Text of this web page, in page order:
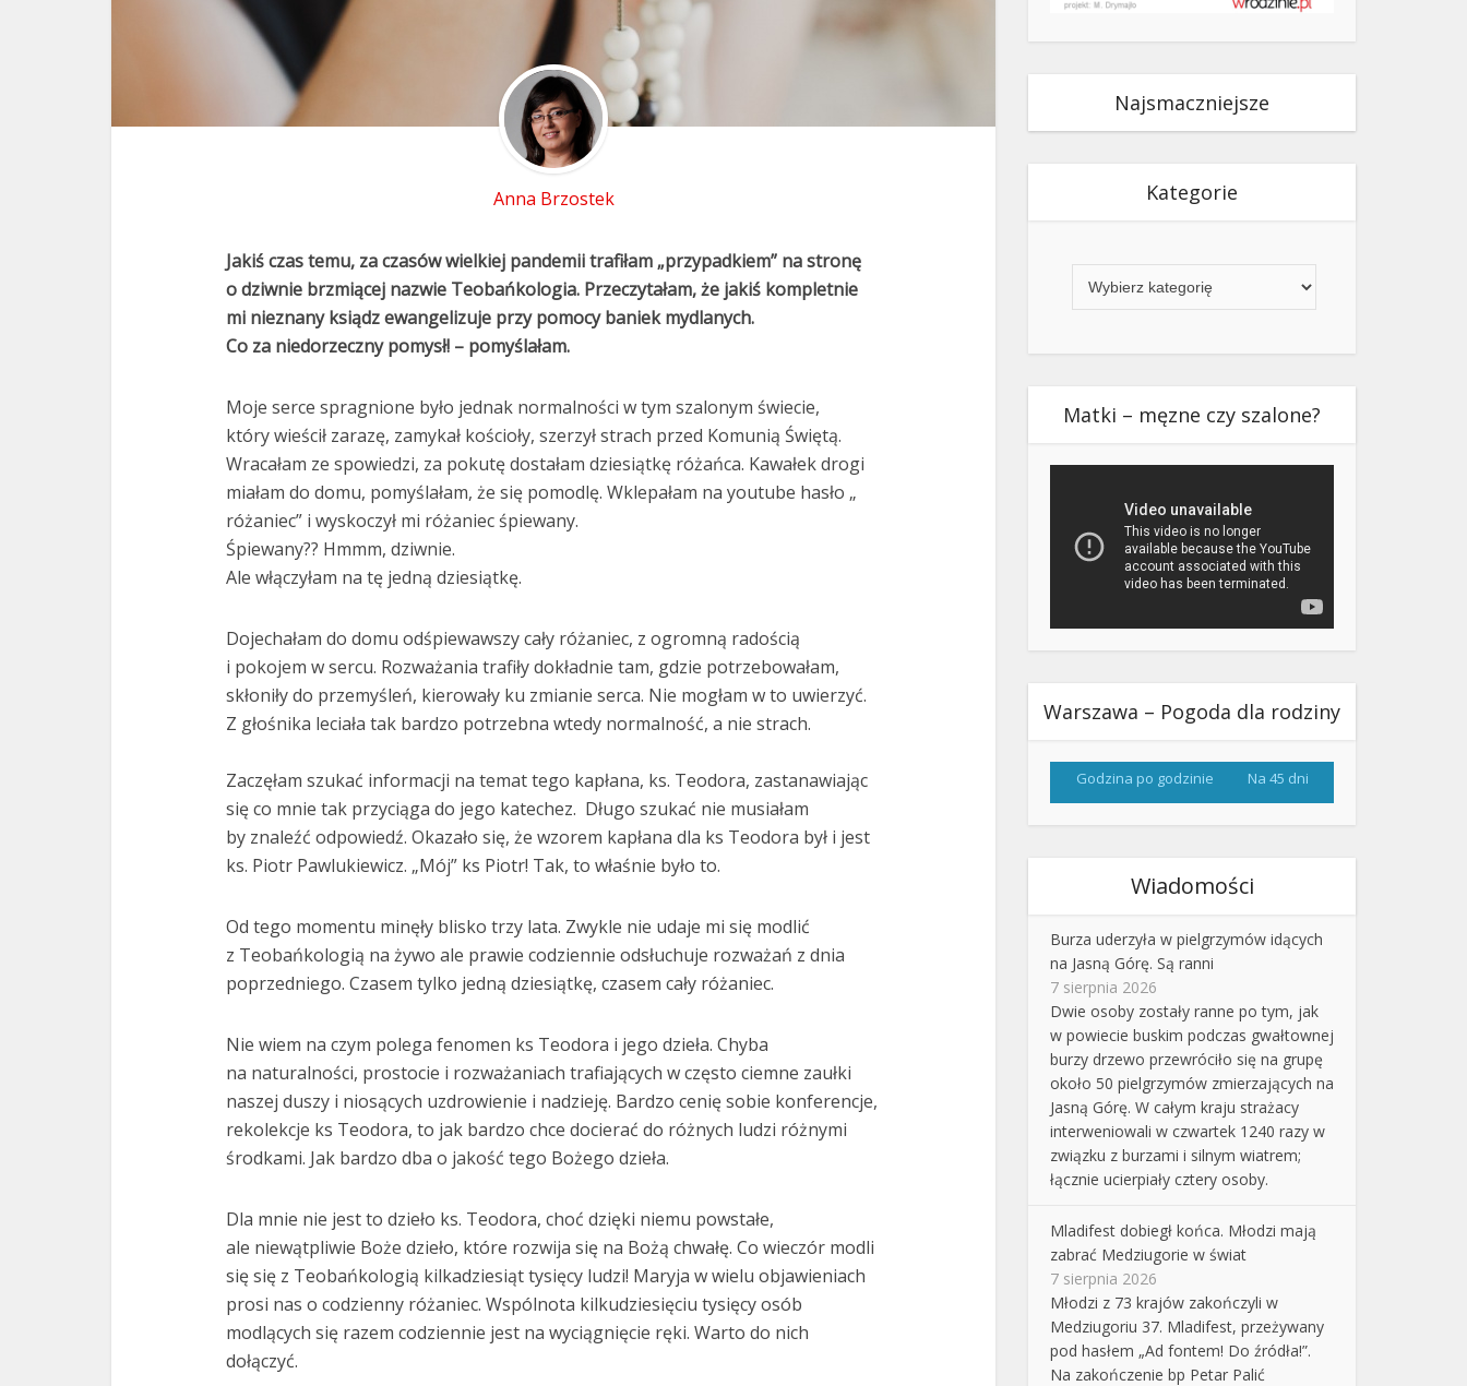
Anna Brzostek
Jakiś czas temu, za czasów wielkiej pandemii trafiłam „przypadkiem” na stronę
o dziwnie brzmiącej nazwie Teobańkologia. Przeczytałam, że jakiś kompletnie
mi nieznany ksiądz ewangelizuje przy pomocy baniek mydlanych.
Co za niedorzeczny pomysł! – pomyślałam.
Moje serce spragnione było jednak normalności w tym szalonym świecie,
który wieścił zarazę, zamykał kościoły, szerzył strach przed Komunią Świętą.
Wracałam ze spowiedzi, za pokutę dostałam dziesiątkę różańca. Kawałek drogi
miałam do domu, pomyślałam, że się pomodlę. Wklepałam na youtube hasło „
różaniec” i wyskoczył mi różaniec śpiewany.
Śpiewany?? Hmmm, dziwnie.
Ale włączyłam na tę jedną dziesiątkę.
Dojechałam do domu odśpiewawszy cały różaniec, z ogromną radością
i pokojem w sercu. Rozważania trafiły dokładnie tam, gdzie potrzebowałam,
skłoniły do przemyśleń, kierowały ku zmianie serca. Nie mogłam w to uwierzyć.
Z głośnika leciała tak bardzo potrzebna wtedy normalność, a nie strach.
Zaczęłam szukać informacji na temat tego kapłana, ks. Teodora, zastanawiając
się co mnie tak przyciąga do jego katechez. Długo szukać nie musiałam
by znaleźć odpowiedź. Okazało się, że wzorem kapłana dla ks Teodora był i jest
ks. Piotr Pawlukiewicz. „Mój” ks Piotr! Tak, to właśnie było to.
Od tego momentu minęły blisko trzy lata. Zwykle nie udaje mi się modlić
z Teobańkologią na żywo ale prawie codziennie odsłuchuje rozważań z dnia
poprzedniego. Czasem tylko jedną dziesiątkę, czasem cały różaniec.
Nie wiem na czym polega fenomen ks Teodora i jego dzieła. Chyba
na naturalności, prostocie i rozważaniach trafiających w często ciemne zaułki
naszej duszy i niosących uzdrowienie i nadzieję. Bardzo cenię sobie konferencje,
rekolekcje ks Teodora, to jak bardzo chce docierać do różnych ludzi różnymi
środkami. Jak bardzo dba o jakość tego Bożego dzieła.
Dla mnie nie jest to dzieło ks. Teodora, choć dzięki niemu powstałe,
ale niewątpliwie Boże dzieło, które rozwija się na Bożą chwałę. Co wieczór modli
się się z Teobańkologią kilkadziesiąt tysięcy ludzi! Maryja w wielu objawieniach
prosi nas o codzienny różaniec. Wspólnota kilkudziesięciu tysięcy osób
modlących się razem codziennie jest na wyciągnięcie ręki. Warto do nich
dołączyć.
Najsmaczniejsze
Kategorie
Matki – męzne czy szalone?
Warszawa – Pogoda dla rodziny
Godzina po godzinie Na 45 dni
Wiadomości
Burza uderzyła w pielgrzymów idących
na Jasną Górę. Są ranni
7 sierpnia 2026
Dwie osoby zostały ranne po tym, jak
w powiecie buskim podczas gwałtownej
burzy drzewo przewróciło się na grupę
około 50 pielgrzymów zmierzających na
Jasną Górę. W całym kraju strażacy
interweniowali w czwartek 1240 razy w
związku z burzami i silnym wiatrem;
łącznie ucierpiały cztery osoby.
Mladifest dobiegł końca. Młodzi mają
zabrać Medziugorie w świat
7 sierpnia 2026
Młodzi z 73 krajów zakończyli w
Medziugoriu 37. Mladifest, przeżywany
pod hasłem „Ad fontem! Do źródła!”.
Na zakończenie bp Petar Palić